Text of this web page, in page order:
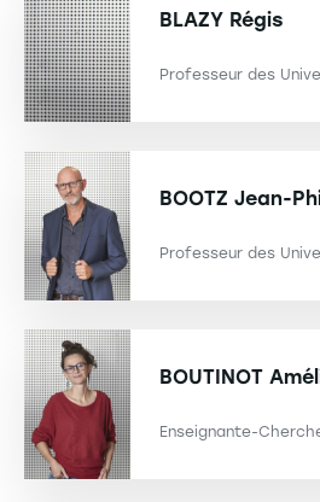
BLAZY Régis
Professeur des
BOOTZ Jean-
Professeur des
BOUTINOT
Enseignante-